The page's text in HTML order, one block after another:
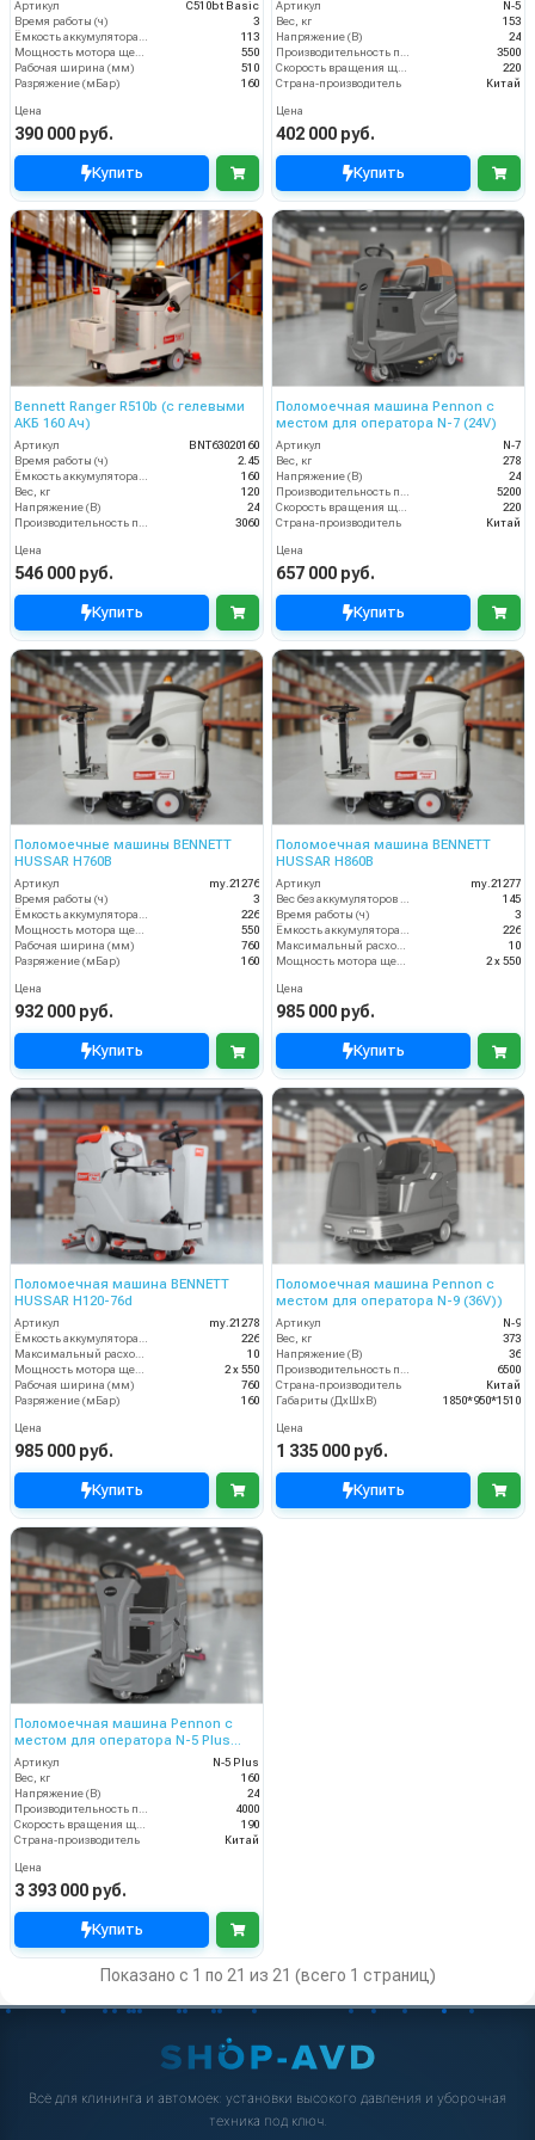
Артикул
C510bt Basic
Время работы (ч)
3
113
550
Рабочая ширина (мм)
510
Разряжение (мБар)
160
Цена
390 000 руб.
Купить
Артикул
N-5
Вес, кг
153
Напряжение (В)
24
3500
220
Страна-производитель
Китай
Цена
402 000 руб.
Купить
Bennett Ranger R510b (с гелевыми
АКБ 160 Ач)
Артикул
BNT63020160
Время работы (ч)
2.45
160
Вес, кг
120
Напряжение (В)
24
3060
Цена
546 000 руб.
Купить
Поломоечная машина Pennon с
местом для оператора N-7 (24V)
Артикул
N-7
Вес, кг
278
Напряжение (В)
24
5200
220
Страна-производитель
Китай
Цена
657 000 руб.
Купить
Поломоечные машины BENNETT
HUSSAR H760B
Артикул
my.21276
Время работы (ч)
3
Ёмкость аккумулятора (Ач)
226
Мощность мотора щеток
550
Рабочая ширина (мм)
760
Разряжение (мБар)
160
Цена
932 000 руб.
Купить
Поломоечная машина BENNETT
HUSSAR H860B
Артикул
my.21277
Вес без аккумуляторов (кг)
145
Время работы (ч)
3
Ёмкость аккумулятора (Ач)
226
Максимальный расход воздуха, куб.м/мин
10
Мощность мотора щеток
2 х 550
Цена
985 000 руб.
Купить
Поломоечная машина BENNETT
HUSSAR H120-76d
Артикул
my.21278
226
10
2 х 550
Рабочая ширина (мм)
760
Разряжение (мБар)
160
Цена
985 000 руб.
Купить
Поломоечная машина Pennon с
местом для оператора N-9 (36V))
Артикул
N-9
Вес, кг
373
Напряжение (В)
36
6500
Страна-производитель
Китай
Габариты (ДхШхВ)
1850*950*1510
Цена
1 335 000 руб.
Купить
Поломоечная машина Pennon с
местом для оператора N-5 Plus
(24V)
Артикул
N-5 Plus
Вес, кг
160
Напряжение (В)
24
4000
190
Страна-производитель
Китай
Цена
3 393 000 руб.
Купить
Показано с 1 по 21 из 21 (всего 1 страниц)
Всё для клининга и автомоек: установки высокого давления и уборочная
техника под ключ.